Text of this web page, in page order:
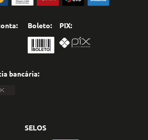
Boleto: PIX:
bancária:
SELOS